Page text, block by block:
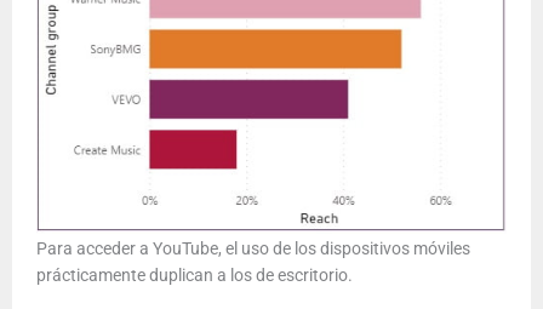
Para acceder a YouTube, el uso de los dispositivos móviles
prácticamente duplican a los de escritorio.